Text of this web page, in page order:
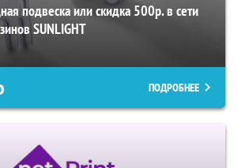
подвеска или скидка 500р. в сети
SUNLIGHT
ПОДРОБНЕЕ